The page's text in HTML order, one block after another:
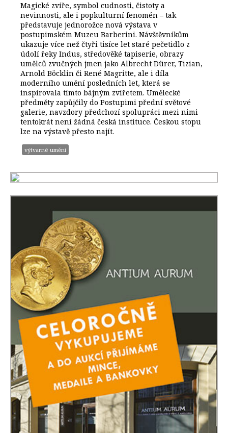
Magické zvíře, symbol cudnosti, čistoty a
nevinnosti, ale i popkulturní fenomén – tak
představuje jednorožce nová výstava v
postupimském Muzeu Barberini. Návštěvníkům
ukazuje více než čtyři tisíce let staré pečetidlo z
údolí řeky Indus, středověké tapiserie, obrazy
umělců zvučných jmen jako Albrecht Dürer, Tizian,
Arnold Böcklin či René Magritte, ale i díla
moderního umění posledních let, která se
inspirovala tímto bájným zvířetem. Umělecké
předměty zapůjčily do Postupimi přední světové
galerie, navzdory předchozí spolupráci mezi nimi
tentokrát není žádná česká instituce. Českou stopu
lze na výstavě přesto najít.
výtvarné umění